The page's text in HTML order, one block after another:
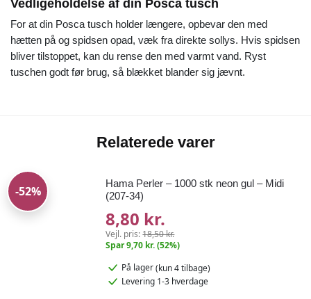
Vedligeholdelse af din Posca tusch
For at din Posca tusch holder længere, opbevar den med
hætten på og spidsen opad, væk fra direkte sollys. Hvis spidsen
bliver tilstoppet, kan du rense den med varmt vand. Ryst
tuschen godt før brug, så blækket blander sig jævnt.
Relaterede varer
-52%
Hama Perler – 1000 stk neon gul – Midi
(207-34)
8,80 kr.
Vejl. pris:18,50 kr.
Spar 9,70 kr. (52%)
På lager(kun 4 tilbage)
Levering 1-3 hverdage